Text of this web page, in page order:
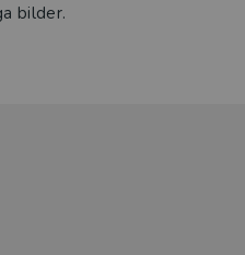
bilder.